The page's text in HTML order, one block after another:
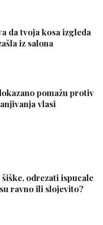
da tvoja kosa izgleda
iz salona
pomažu protiv
vlasi
odrezati ispucale
ravno ili slojevito?